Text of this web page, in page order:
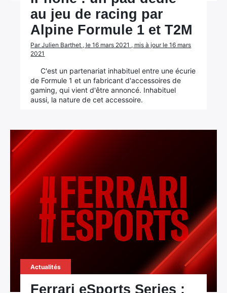
au jeu de racing par
Alpine Formule 1 et T2M
Par Julien Barthet , le 16 mars 2021 , mis à jour le 16 mars
2021
C'est un partenariat inhabituel entre une écurie
de Formule 1 et un fabricant d'accessoires de
gaming, qui vient d'être annoncé. Inhabituel
aussi, la nature de cet accessoire.
Actualités
Ferrari eSports Series :